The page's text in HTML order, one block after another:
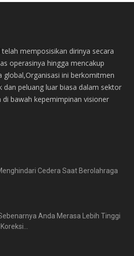
memposisikan dirinya secara
operasinya hingga mencakup
global,Organisasi ini berkomitmen
peluang luar biasa dalam sektor
bawah kepemimpinan visioner
Cedera Saat Berolahraga
Anda Merasa Lebih Tinggi